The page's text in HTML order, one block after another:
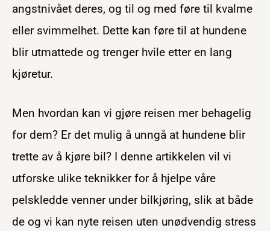
angstnivået deres, og til og med føre til kvalme
eller svimmelhet. Dette kan føre til at hundene
blir utmattede og trenger hvile etter en lang
kjøretur.
Men hvordan kan vi gjøre reisen mer behagelig
for dem? Er det mulig å unngå at hundene blir
trette av å kjøre bil? I denne artikkelen vil vi
utforske ulike teknikker for å hjelpe våre
pelskledde venner under bilkjøring, slik at både
de og vi kan nyte reisen uten unødvendig stress